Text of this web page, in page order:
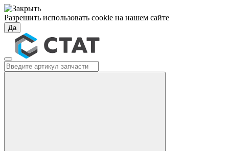
Разрешить использовать cookie на нашем сайте
Да